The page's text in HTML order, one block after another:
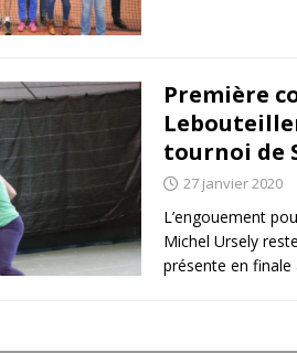
Première
tournoi de
27 janvier 2020
L’engouement
Michel Ursely
présente en finale